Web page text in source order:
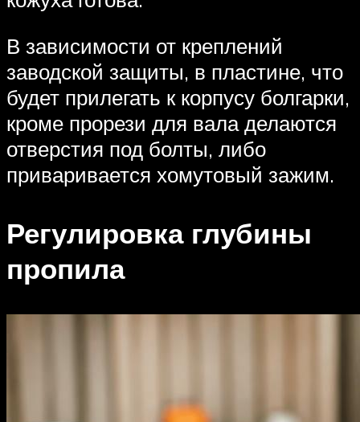
В зависимости от креплений
заводской защиты, в пластине, что
будет прилегать к корпусу болгарки,
кроме прорези для вала делаются
отверстия под болты, либо
приваривается хомутовый зажим.
Регулировка глубины
пропила